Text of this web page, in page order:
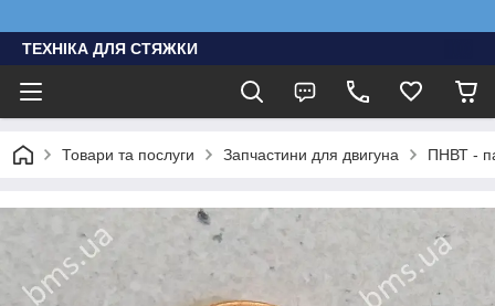
ТЕХНІКА ДЛЯ СТЯЖКИ
Товари та послуги Запчастини для двигуна ПНВТ -